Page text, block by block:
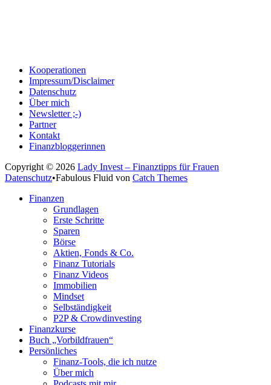
Kooperationen
Impressum/Disclaimer
Datenschutz
Über mich
Newsletter ;-)
Partner
Kontakt
Finanzbloggerinnen
Copyright © 2026 Lady Invest – Finanztipps für Frauen
Datenschutz•Fabulous Fluid von Catch Themes
oben
Finanzen
Grundlagen
Erste Schritte
Sparen
Börse
Aktien, Fonds & Co.
Finanz Tutorials
Finanz Videos
Immobilien
Mindset
Selbständigkeit
P2P & Crowdinvesting
Finanzkurse
Buch „Vorbildfrauen“
Persönliches
Finanz-Tools, die ich nutze
Über mich